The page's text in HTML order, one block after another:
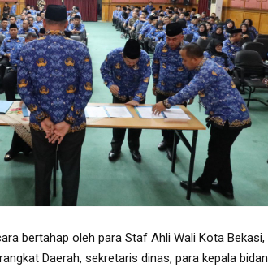
bertahap oleh para Staf Ahli Wali Kota Bekasi,
Daerah, sekretaris dinas, para kepala